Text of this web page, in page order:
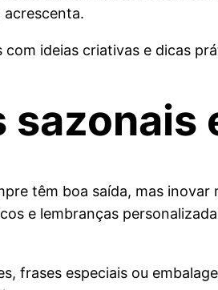
acrescenta.
com ideias criativas e dicas
sazonais
têm boa saída, mas
e lembranças
frases especiais ou